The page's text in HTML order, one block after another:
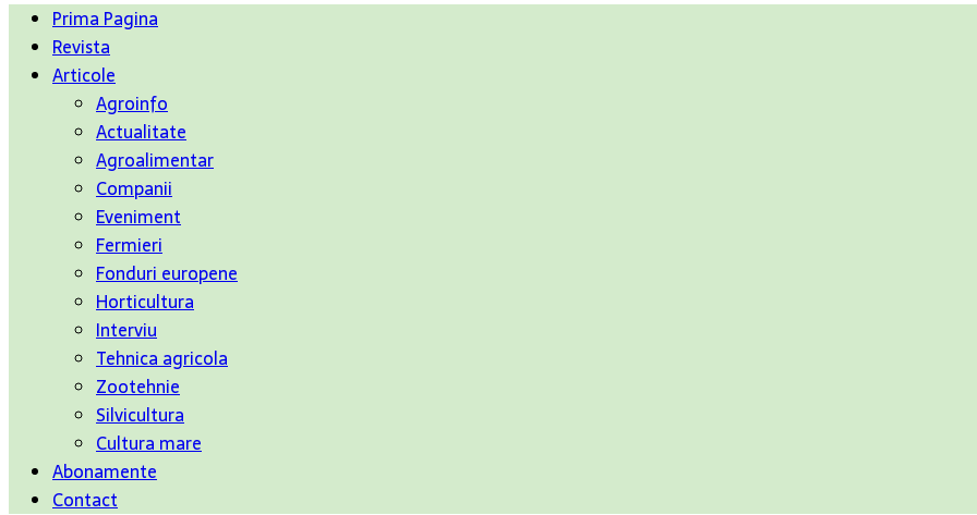
Prima Pagina
Revista
Articole
Agroinfo
Actualitate
Agroalimentar
Companii
Eveniment
Fermieri
Fonduri europene
Horticultura
Interviu
Tehnica agricola
Zootehnie
Silvicultura
Cultura mare
Abonamente
Contact